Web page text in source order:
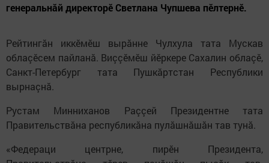
генеральнăй директорӗ Светлана Чупшева пӗлтернӗ.
Рейтингăн иккӗмӗш вырăнне Чулхула тата Мускав
облаçӗсем пайланă. Виççӗмӗш йӗркере Сахалин облаçӗ,
Санкт-Петербург тата Пушкăртстан Республики
вырнаçнă.
Рустам Минниханов Раççей Президентне тата
Правительствăна республикăна пулăшнăшăн тав тунă.
«Федераци центрне, пирӗн Президента,